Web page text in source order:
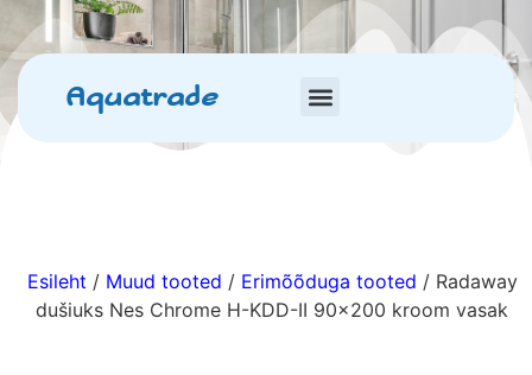
Aquatrade
Esileht / Muud tooted / Erimõõduga tooted / Radaway
dušiuks Nes Chrome H-KDD-II 90×200 kroom vasak